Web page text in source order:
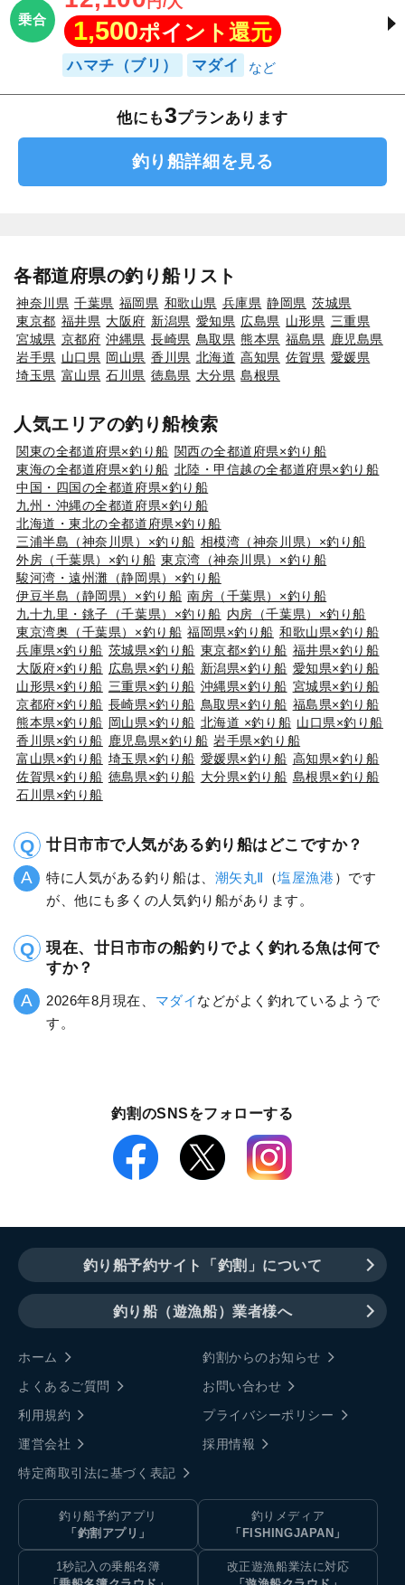
乗合 1,500ポイント還元
ハマチ（ブリ） マダイ
他にも3プランあります
釣り船詳細を見る
各都道府県の釣り船リスト
神奈川県 千葉県 福岡県 和歌山県 兵庫県 静岡県 茨城県
東京都 福井県 大阪府 新潟県 愛知県 広島県 山形県 三重県
宮城県 京都府 沖縄県 長崎県 鳥取県 熊本県 福島県 鹿児島県
岩手県 山口県 岡山県 香川県 北海道 高知県 佐賀県 愛媛県
埼玉県 富山県 石川県 徳島県 大分県 島根県
人気エリアの釣り船検索
関東の全都道府県×釣り船 関西の全都道府県×釣り船
東海の全都道府県×釣り船 北陸・甲信越の全都道府県×釣り船
中国・四国の全都道府県×釣り船
九州・沖縄の全都道府県×釣り船
北海道・東北の全都道府県×釣り船
三浦半島（神奈川県）×釣り船 相模湾（神奈川県）×釣り船
外房（千葉県）×釣り船 東京湾（神奈川県）×釣り船
駿河湾・遠州灘（静岡県）×釣り船
伊豆半島（静岡県）×釣り船 南房（千葉県）×釣り船
九十九里・銚子（千葉県）×釣り船 内房（千葉県）×釣り船
東京湾奥（千葉県）×釣り船 福岡県×釣り船 和歌山県×釣り船
兵庫県×釣り船 茨城県×釣り船 東京都×釣り船 福井県×釣り船
大阪府×釣り船 広島県×釣り船 新潟県×釣り船 愛知県×釣り船
山形県×釣り船 三重県×釣り船 沖縄県×釣り船 宮城県×釣り船
京都府×釣り船 長崎県×釣り船 鳥取県×釣り船 福島県×釣り船
熊本県×釣り船 岡山県×釣り船 北海道 ×釣り船 山口県×釣り船
香川県×釣り船 鹿児島県×釣り船 岩手県×釣り船
富山県×釣り船 埼玉県×釣り船 愛媛県×釣り船 高知県×釣り船
佐賀県×釣り船 徳島県×釣り船 大分県×釣り船 島根県×釣り船
石川県×釣り船
廿日市市で人気がある釣り船はどこですか？
特に人気がある釣り船は、 潮矢丸Ⅱ （塩屋漁港 ）です
が、他にも多くの人気釣り船があります。
現在、廿日市市の船釣りでよく釣れる魚は何で
すか？
2026年8月現在、 マダイなどがよく釣れているようで
す。
釣割のSNSをフォローする
釣り船予約サイト「釣割」について
釣り船（遊漁船）業者様へ
ホーム
釣割からのお知らせ
よくあるご質問
お問い合わせ
利用規約
プライバシーポリシー
運営会社
採用情報
特定商取引法に基づく表記
釣り船予約アプリ
「釣割アプリ」
釣りメディア
「FISHINGJAPAN」
1秒記入の乗船名簿
改正遊漁船業法に対応